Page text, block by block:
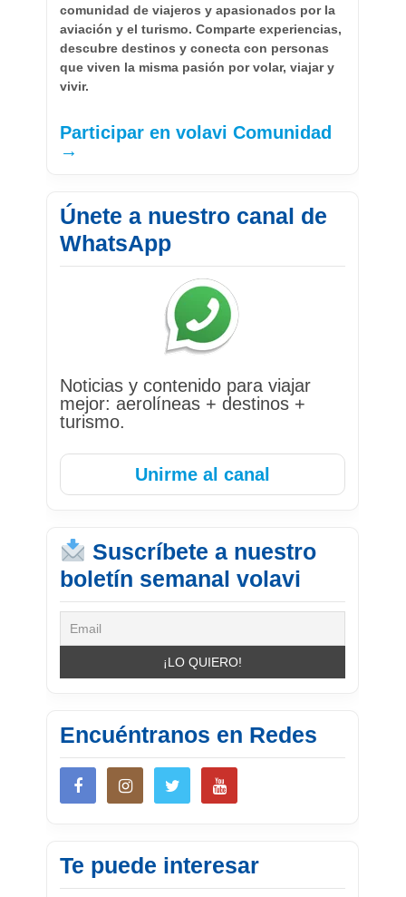
comunidad de viajeros y apasionados por la
aviación y el turismo. Comparte experiencias,
descubre destinos y conecta con personas
que viven la misma pasión por volar, viajar y
vivir.
Participar en volavi Comunidad
→
Únete a nuestro canal de
WhatsApp
Noticias y contenido para viajar
mejor: aerolíneas + destinos +
turismo.
Unirme al canal
Suscríbete a nuestro
boletín semanal volavi
Encuéntranos en Redes
Te puede interesar